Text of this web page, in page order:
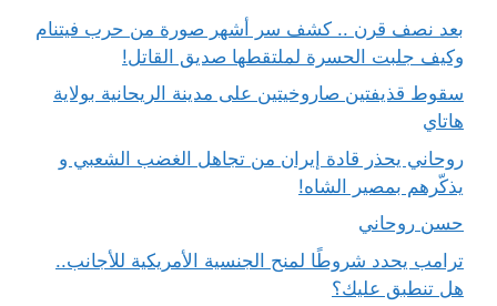
بعد نصف قرن .. كشف سر أشهر صورة من حرب فيتنام
وكيف جلبت الحسرة لملتقطها صديق القاتل!
سقوط قذيفتين صاروخيتين على مدينة الريحانية بولاية
هاتاي
روحاني يحذر قادة إيران من تجاهل الغضب الشعبي و
يذكّرهم بمصير الشاه!
حسن روحاني
ترامب يحدد شروطًا لمنح الجنسية الأمريكية للأجانب..
هل تنطبق عليك؟